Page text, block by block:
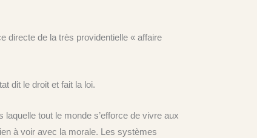
directe de la très providentielle « affaire
dit le droit et fait la loi.
laquelle tout le monde s’efforce de vivre aux
à voir avec la morale. Les systèmes